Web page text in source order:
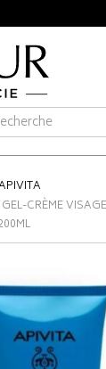
CRÈME